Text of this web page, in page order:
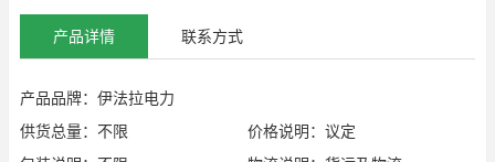
产品详情 联系方式
产品品牌：伊法拉电力
供货总量：不限
价格说明：议定